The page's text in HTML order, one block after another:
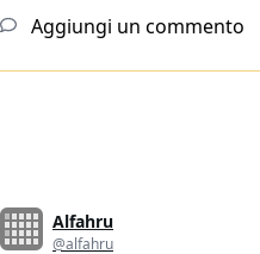
Aggiungi un commento
Alfahru
@alfahru